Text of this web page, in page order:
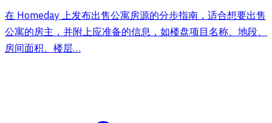
在 Homeday 上发布出售公寓房源的分步指南，适合想要出售
公寓的房主，并附上应准备的信息，如楼盘项目名称、地段、
房间面积、楼层…